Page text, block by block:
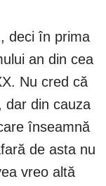
deci în prima
an din cea
Nu cred că
dar din cauza
înseamnă
de asta nu
vreo altă